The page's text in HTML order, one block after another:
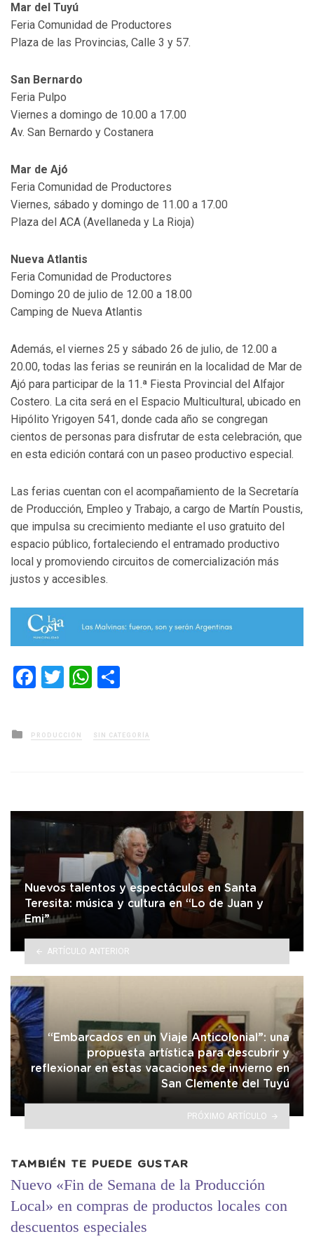
Mar del Tuyú
Feria Comunidad de Productores
Plaza de las Provincias, Calle 3 y 57.
San Bernardo
Feria Pulpo
Viernes a domingo de 10.00 a 17.00
Av. San Bernardo y Costanera
Mar de Ajó
Feria Comunidad de Productores
Viernes, sábado y domingo de 11.00 a 17.00
Plaza del ACA (Avellaneda y La Rioja)
Nueva Atlantis
Feria Comunidad de Productores
Domingo 20 de julio de 12.00 a 18.00
Camping de Nueva Atlantis
Además, el viernes 25 y sábado 26 de julio, de 12.00 a
20.00, todas las ferias se reunirán en la localidad de Mar de
Ajó para participar de la 11.ª Fiesta Provincial del Alfajor
Costero. La cita será en el Espacio Multicultural, ubicado en
Hipólito Yrigoyen 541, donde cada año se congregan
cientos de personas para disfrutar de esta celebración, que
en esta edición contará con un paseo productivo especial.
Las ferias cuentan con el acompañamiento de la Secretaría
de Producción, Empleo y Trabajo, a cargo de Martín Poustis,
que impulsa su crecimiento mediante el uso gratuito del
espacio público, fortaleciendo el entramado productivo
local y promoviendo circuitos de comercialización más
justos y accesibles.
Facebook
TwitterWhatsApp
Posted
in
PRODUCCIÓN SIN CATEGORÍA
Nuevos talentos y espectáculos en Santa
Teresita: música y cultura en “Lo de Juan y
Emi”
ARTÍCULO ANTERIOR
“Embarcados en un Viaje Anticolonial”: una
propuesta artística para descubrir y
reflexionar en estas vacaciones de invierno en
San Clemente del Tuyú
PRÓXIMO ARTÍCULO
TAMBIÉN TE PUEDE GUSTAR
Nuevo «Fin de Semana de la Producción
Local» en compras de productos locales con
descuentos especiales